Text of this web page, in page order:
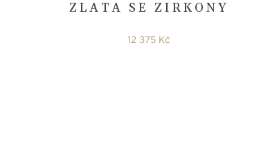
ZLATA SE ZIRKONY
12 375 Kč